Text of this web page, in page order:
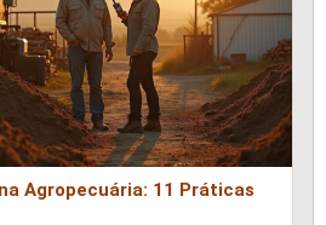
Agropecuária: 11 Práticas